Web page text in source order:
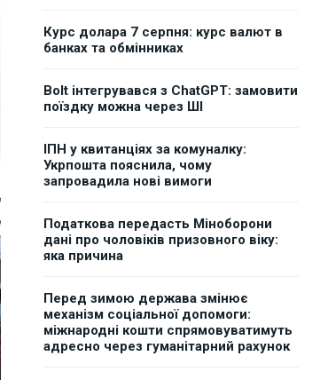
Курс долара 7 серпня: курс валют в
банках та обмінниках
Bolt інтегрувався з ChatGPT: замовити
поїздку можна через ШІ
ІПН у квитанціях за комуналку:
Укрпошта пояснила, чому
запровадила нові вимоги
Податкова передасть Міноборони
дані про чоловіків призовного віку:
яка причина
Перед зимою держава змінює
механізм соціальної допомоги:
міжнародні кошти спрямовуватимуть
адресно через гуманітарний рахунок